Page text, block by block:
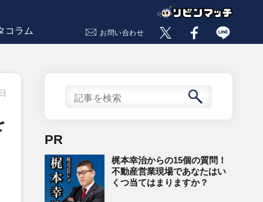
コラム お問い合わせ
PR
梶本幸治からの15個の質問！
不動産営業現場であなたはい
くつ当てはまりますか？